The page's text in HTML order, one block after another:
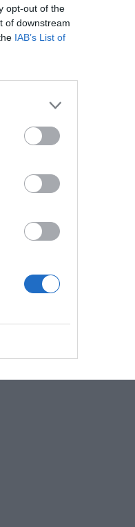
opt-out of the
of downstream
IAB’s List of